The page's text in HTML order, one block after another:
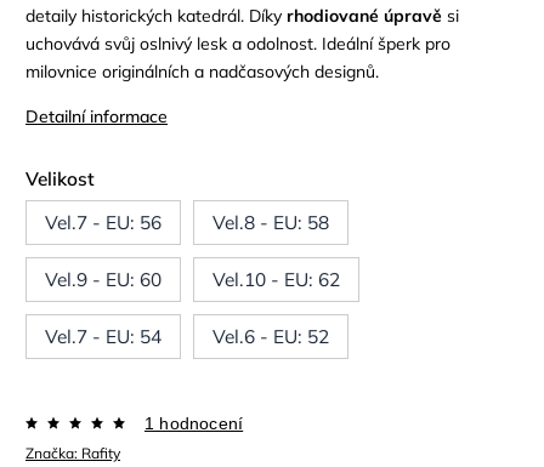
detaily historických katedrál. Díky rhodiované úpravě si
uchovává svůj oslnivý lesk a odolnost. Ideální šperk pro
milovnice originálních a nadčasových designů.
Detailní informace
Velikost
Vel.7 - EU: 56
Vel.8 - EU: 58
Vel.9 - EU: 60 Vel.10 - EU: 62
Vel.7 - EU: 54 Vel.6 - EU: 52
Značka: Rafity
1 hodnocení